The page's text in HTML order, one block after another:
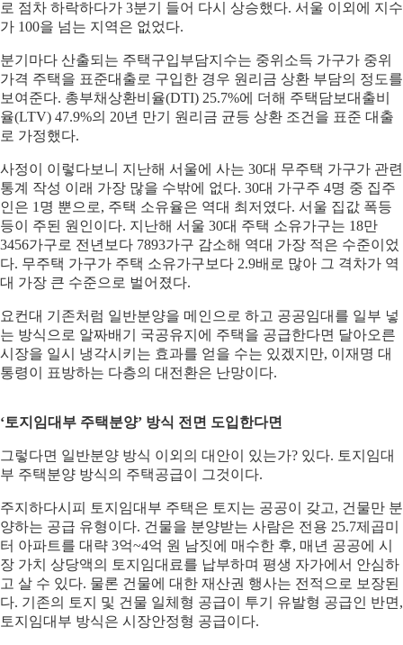
로 점차 하락하다가 3분기 들어 다시 상승했다. 서울 이외에 지수
가 100을 넘는 지역은 없었다.
분기마다 산출되는 주택구입부담지수는 중위소득 가구가 중위
가격 주택을 표준대출로 구입한 경우 원리금 상환 부담의 정도를
보여준다. 총부채상환비율(DTI) 25.7%에 더해 주택담보대출비
율(LTV) 47.9%의 20년 만기 원리금 균등 상환 조건을 표준 대출
로 가정했다.
사정이 이렇다보니 지난해 서울에 사는 30대 무주택 가구가 관련
통계 작성 이래 가장 많을 수밖에 없다. 30대 가구주 4명 중 집주
인은 1명 뿐으로, 주택 소유율은 역대 최저였다. 서울 집값 폭등
등이 주된 원인이다. 지난해 서울 30대 주택 소유가구는 18만
3456가구로 전년보다 7893가구 감소해 역대 가장 적은 수준이었
다. 무주택 가구가 주택 소유가구보다 2.9배로 많아 그 격차가 역
대 가장 큰 수준으로 벌어졌다.
요컨대 기존처럼 일반분양을 메인으로 하고 공공임대를 일부 넣
는 방식으로 알짜배기 국공유지에 주택을 공급한다면 달아오른
시장을 일시 냉각시키는 효과를 얻을 수는 있겠지만, 이재명 대
통령이 표방하는 다층의 대전환은 난망이다.
‘토지임대부 주택분양’ 방식 전면 도입한다면
그렇다면 일반분양 방식 이외의 대안이 있는가? 있다. 토지임대
부 주택분양 방식의 주택공급이 그것이다.
주지하다시피 토지임대부 주택은 토지는 공공이 갖고, 건물만 분
양하는 공급 유형이다. 건물을 분양받는 사람은 전용 25.7제곱미
터 아파트를 대략 3억~4억 원 남짓에 매수한 후, 매년 공공에 시
장 가치 상당액의 토지임대료를 납부하며 평생 자가에서 안심하
고 살 수 있다. 물론 건물에 대한 재산권 행사는 전적으로 보장된
다. 기존의 토지 및 건물 일체형 공급이 투기 유발형 공급인 반면,
토지임대부 방식은 시장안정형 공급이다.